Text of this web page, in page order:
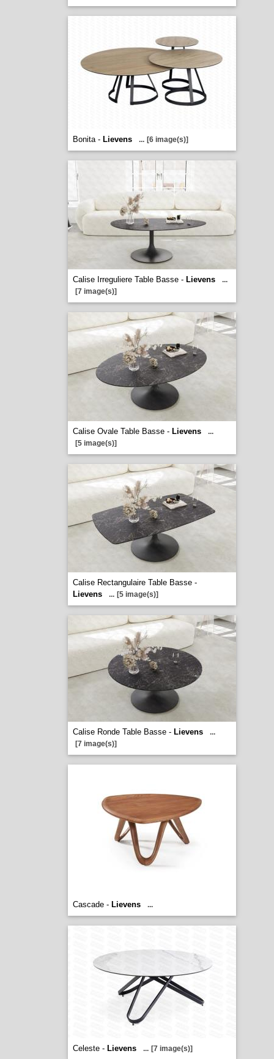
Bonita - Lievens ... [6 image(s)]
Calise Irreguliere Table Basse - Lievens
...
[7 image(s)]
Calise Ovale Table Basse - Lievens
...
[5 image(s)]
Calise Rectangulaire Table Basse -
Lievens
... [5 image(s)]
Calise Ronde Table Basse - Lievens
...
[7 image(s)]
Cascade - Lievens ...
Celeste - Lievens ... [7 image(s)]